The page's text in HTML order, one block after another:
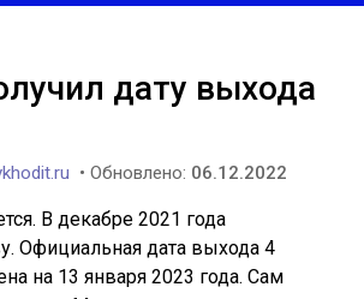
дату выхода
• Обновлено: 06.12.2022
В декабре 2021 года
Официальная дата выхода 4
на 13 января 2023 года. Сам